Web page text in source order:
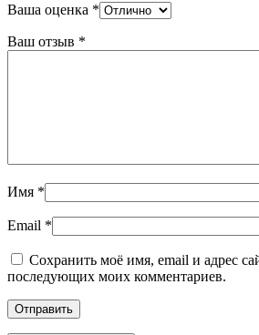
Ваша оценка *
Ваш отзыв *
Имя *
Email *
Сохранить моё имя, email и адрес
последующих моих комментариев.